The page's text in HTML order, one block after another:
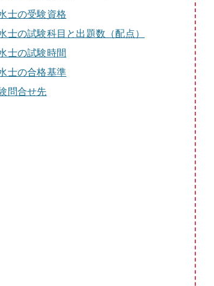
士の受験資格
士の試験科目と出題数（配点）
士の試験時間
士の合格基準
問合せ先